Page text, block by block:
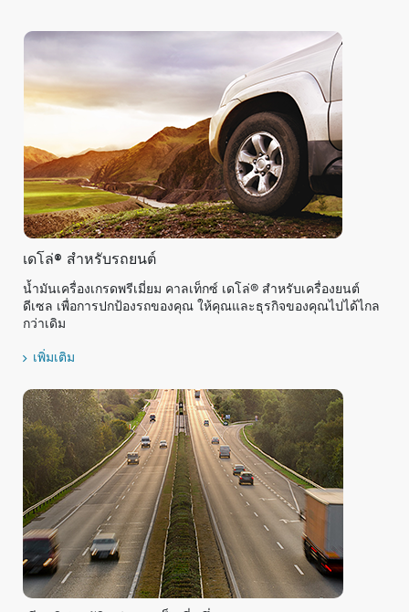
เดโล่® สำหรับรถยนต์
น้ำมันเครื่องเกรดพรีเมี่ยม คาลเท็กซ์ เดโล่® สำหรับเครื่องยนต์
ดีเซล เพื่อการปกป้องรถของคุณ ให้คุณและธุรกิจของคุณไปได้ไกล
กว่าเดิม
เพิ่มเติม